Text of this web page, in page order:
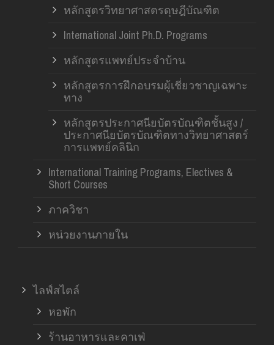
หลักสูตรวิทยาศาสตรดุษฎีบัณฑิต
International Joint Ph.D. Programs
หลักสูตรแพทย์ประจำบ้าน
หลักสูตรการฝึกอบรมผู้เชี่ยวชาญเฉพาะ
ทาง
หลักสูตรประกาศนียบัตรบัณฑิตชั้นสูง /
ประกาศนียบัตรบัณฑิตทางวิทยาศาสตร์
การแพทย์คลินิก
International Training Programs, Electives &
Short Courses
ภาควิชา
หน่วยงานภายใน
ไลฟ์สไตล์
หอพัก
ร้านอาหารและคาเฟ่